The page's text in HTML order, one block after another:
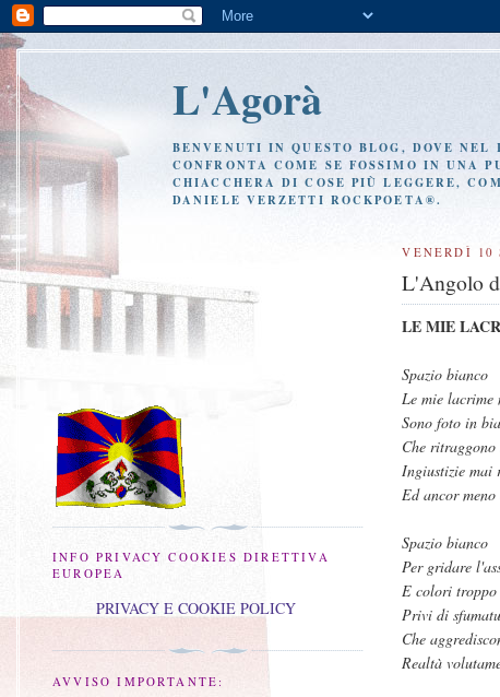
L'Agorà
BENVENUTI IN QUESTO BLOG, DOVE
CONFRONTA COME SE FOSSIMO IN UNA
CHIACCHERA DI COSE PIÙ LEGGERE,
DANIELE VERZETTI ROCKPOETA®.
VENERDÌ 10
L'Angolo
LE MIE
Spazio bianco
Le mie
Sono foto in
Che ritraggono
Ingiustizie mai
Ed ancor meno
Spazio bianco
Per gridare
E colori
Privi di
Che
Realtà
INFO PRIVACY COOKIES DIRETTIVA
EUROPEA
PRIVACY E COOKIE POLICY
AVVISO IMPORTANTE: